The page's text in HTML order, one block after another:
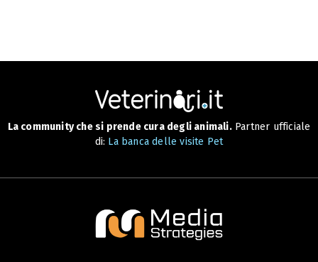
La community che si prende cura degli animali.Partner ufficiale
di: La banca delle visite Pet